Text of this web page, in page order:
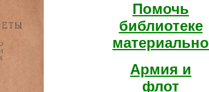
Помочь
библиотеке
материально
Армия и
флот